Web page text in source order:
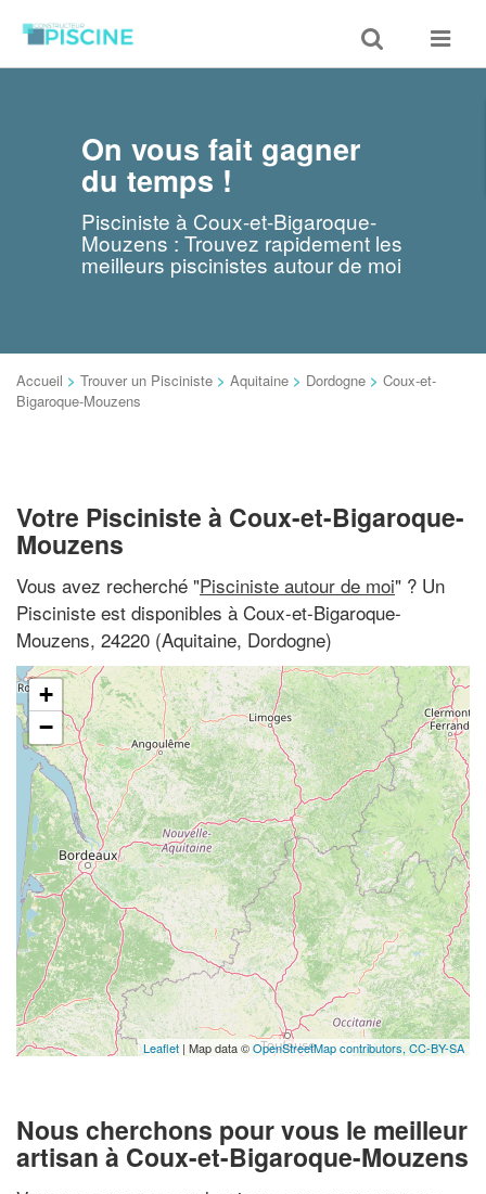
Toggle
search
Toggle
On vous fait gagner
du temps !
Pisciniste à Coux-et-Bigaroque-
Mouzens : Trouvez rapidement les
meilleurs piscinistes autour de moi
Accueil > Trouver un Pisciniste > Aquitaine > Dordogne > Coux-et-
Bigaroque-Mouzens
Votre Pisciniste à Coux-et-Bigaroque-
Mouzens
Vous avez recherché "Pisciniste autour de moi" ? Un
Pisciniste est disponibles à Coux-et-Bigaroque-
Mouzens, 24220 (Aquitaine, Dordogne)
+
−
Leaflet | Map data ©OpenStreetMap contributors, CC-BY-SA
Nous cherchons pour vous le meilleur
artisan à Coux-et-Bigaroque-Mouzens